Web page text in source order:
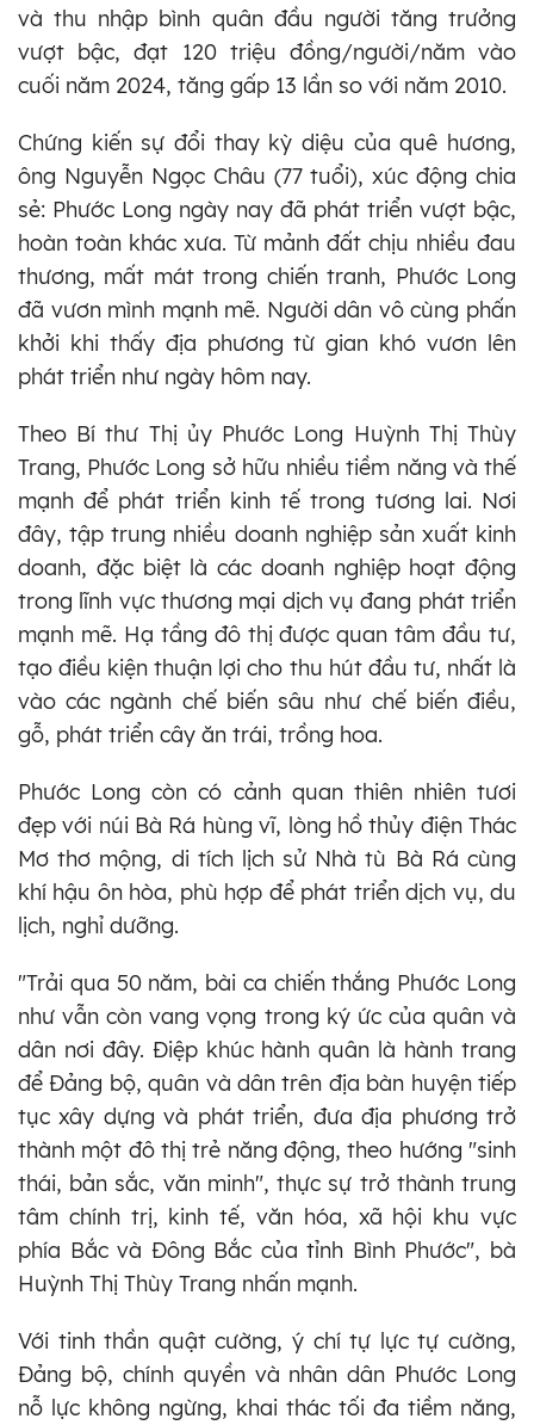
và thu nhập bình quân đầu người tăng trưởng
vượt bậc, đạt 120 triệu đồng/người/năm vào
cuối năm 2024, tăng gấp 13 lần so với năm 2010.
Chứng kiến sự đổi thay kỳ diệu của quê hương,
ông Nguyễn Ngọc Châu (77 tuổi), xúc động chia
sẻ: Phước Long ngày nay đã phát triển vượt bậc,
hoàn toàn khác xưa. Từ mảnh đất chịu nhiều đau
thương, mất mát trong chiến tranh, Phước Long
đã vươn mình mạnh mẽ. Người dân vô cùng phấn
khởi khi thấy địa phương từ gian khó vươn lên
phát triển như ngày hôm nay.
Theo Bí thư Thị ủy Phước Long Huỳnh Thị Thùy
Trang, Phước Long sở hữu nhiều tiềm năng và thế
mạnh để phát triển kinh tế trong tương lai. Nơi
đây, tập trung nhiều doanh nghiệp sản xuất kinh
doanh, đặc biệt là các doanh nghiệp hoạt động
trong lĩnh vực thương mại dịch vụ đang phát triển
mạnh mẽ. Hạ tầng đô thị được quan tâm đầu tư,
tạo điều kiện thuận lợi cho thu hút đầu tư, nhất là
vào các ngành chế biến sâu như chế biến điều,
gỗ, phát triển cây ăn trái, trồng hoa.
Phước Long còn có cảnh quan thiên nhiên tươi
đẹp với núi Bà Rá hùng vĩ, lòng hồ thủy điện Thác
Mơ thơ mộng, di tích lịch sử Nhà tù Bà Rá cùng
khí hậu ôn hòa, phù hợp để phát triển dịch vụ, du
lịch, nghỉ dưỡng.
"Trải qua 50 năm, bài ca chiến thắng Phước Long
như vẫn còn vang vọng trong ký ức của quân và
dân nơi đây. Điệp khúc hành quân là hành trang
để Đảng bộ, quân và dân trên địa bàn huyện tiếp
tục xây dựng và phát triển, đưa địa phương trở
thành một đô thị trẻ năng động, theo hướng "sinh
thái, bản sắc, văn minh", thực sự trở thành trung
tâm chính trị, kinh tế, văn hóa, xã hội khu vực
phía Bắc và Đông Bắc của tỉnh Bình Phước", bà
Huỳnh Thị Thùy Trang nhấn mạnh.
Với tinh thần quật cường, ý chí tự lực tự cường,
Đảng bộ, chính quyền và nhân dân Phước Long
nỗ lực không ngừng, khai thác tối đa tiềm năng,